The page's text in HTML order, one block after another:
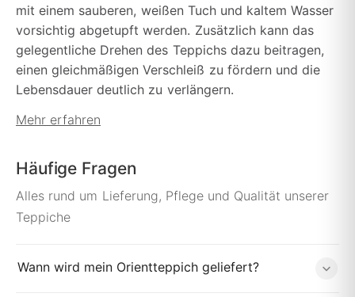
mit einem sauberen, weißen Tuch und kaltem Wasser
vorsichtig abgetupft werden. Zusätzlich kann das
gelegentliche Drehen des Teppichs dazu beitragen,
einen gleichmäßigen Verschleiß zu fördern und die
Lebensdauer deutlich zu verlängern.
Mehr erfahren
Häufige Fragen
Alles rund um Lieferung, Pflege und Qualität unserer
Teppiche
Wann wird mein Orientteppich geliefert?